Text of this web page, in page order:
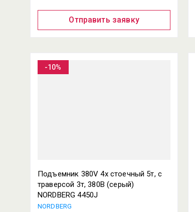
Отправить заявку
-10%
Подъемник 380V 4х стоечный 5т, c
траверсой 3т, 380В (серый)
NORDBERG 4450J
NORDBERG